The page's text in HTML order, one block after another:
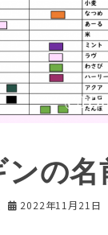
ンの
2022年11月21日